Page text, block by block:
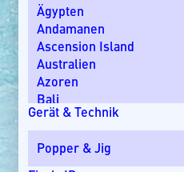
Ägypten
Andamanen
Ascension Island
Australien
Azoren
Bali
Bom Bom Island
Costa Rica
Dänemark
Gerät & Technik
Popper & Jig